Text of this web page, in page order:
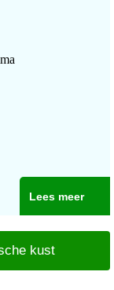
Lees meer
kust